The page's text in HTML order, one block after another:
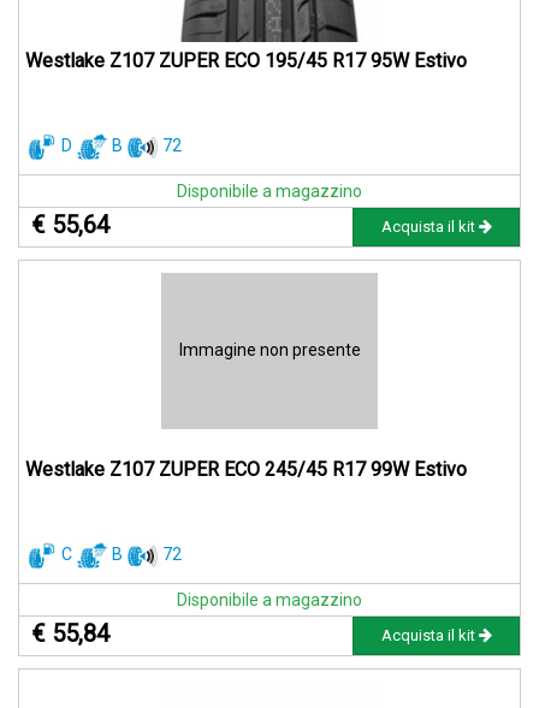
Westlake Z107 ZUPER ECO 195/45 R17 95W Estivo
D B 72
Disponibile a magazzino
€ 55,64 Acquista il kit
Immagine non presente
Westlake Z107 ZUPER ECO 245/45 R17 99W Estivo
C B 72
Disponibile a magazzino
€ 55,84 Acquista il kit